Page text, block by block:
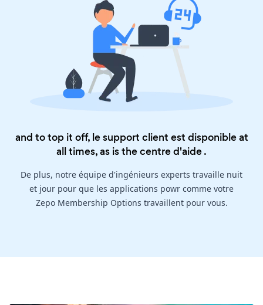
and to top it off, le support client est disponible at
all times, as is thecentre d'aide.
De plus, notre équipe d'ingénieurs experts travaille nuit
et jour pour que les applications powr comme votre
Zepo Membership Options travaillent pour vous.